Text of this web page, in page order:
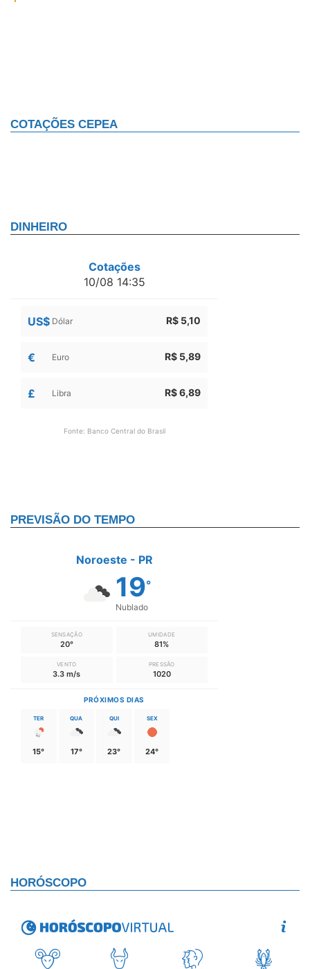
COTAÇÕES CEPEA
DINHEIRO
Cotações
10/08 14:35
US$ Dólar R$ 5,10
€ Euro R$ 5,89
£ Libra R$ 6,89
Fonte: Banco Central do Brasil
PREVISÃO DO TEMPO
Noroeste - PR
19°
Nublado
SENSAÇÃO
20°
UMIDADE
81%
VENTO
3.3 m/s
PRESSÃO
1020
PRÓXIMOS DIAS
TER
15°
QUA
17°
QUI
23°
SEX
24°
HORÓSCOPO